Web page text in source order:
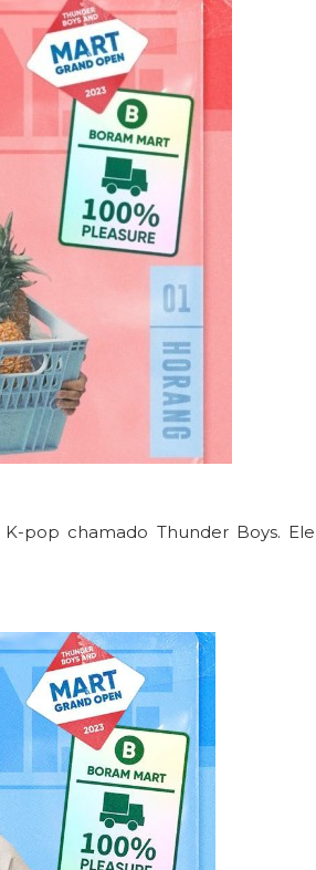
pop chamado Thunder Boys. Ele